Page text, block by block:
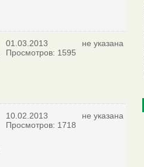
01.03.2013
Просмотров: 1595
не указана
10.02.2013
Просмотров: 1718
не указана